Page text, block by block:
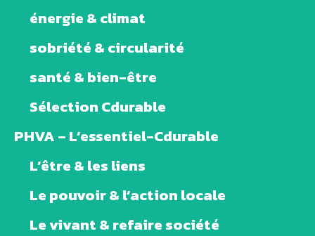
énergie & climat
sobriété & circularité
santé & bien-être
Sélection Cdurable
PHVA – L’essentiel-Cdurable
L’être & les liens
Le pouvoir & l’action locale
Le vivant & refaire société